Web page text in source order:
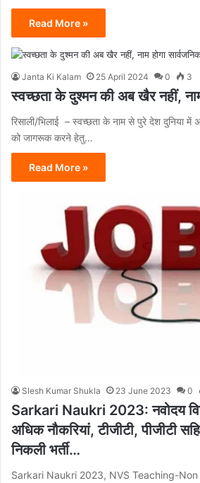
Read More »
Janta Ki Kalam 25 April 2024 0 3
स्वच्छता के दुश्मन की अब खैर नहीं,
रिसाली/भिलाई – स्वच्छता के नाम से पुरे देश दुनिया में
को जागरूक करने हेतु…
Read More »
Slesh Kumar Shukla 23 June 2023 0
Sarkari Naukri 2023: नवोदय
अधिक नौकरियां, टीजीटी, पीजीटी
निकली भर्ती…
Sarkari Naukri 2023, NVS Teaching-